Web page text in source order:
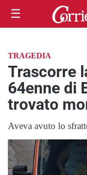
☰
TRAGEDIA
Trascorre
64enne di
trovato
Aveva avuto lo